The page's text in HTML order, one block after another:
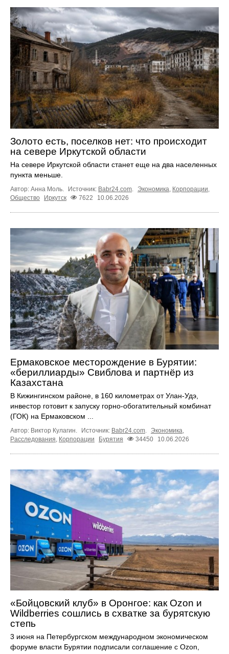
Золото есть, поселков нет: что происходит
на севере Иркутской области
На севере Иркутской области станет еще на два населенных
пункта меньше.
Автор: Анна Моль. Источник: Babr24.com. Экономика, Корпорации,
Общество
Иркутск 7622 10.06.2026
Ермаковское месторождение в Бурятии:
«бериллиарды» Свиблова и партнёр из
Казахстана
В Кижингинском районе, в 160 километрах от Улан-Удэ,
инвестор готовит к запуску горно-обогатительный комбинат
(ГОК) на Ермаковском ...
Автор: Виктор Кулагин. Источник: Babr24.com Экономика
Расследования Корпорации Бурятия 34450 10.06.2026
«Бойцовский клуб» в Оронгое: как Ozon и
Wildberries сошлись в схватке за бурятскую
степь
3 июня на Петербургском международном экономическом
форуме власти Бурятии подписали соглашение с Ozon,